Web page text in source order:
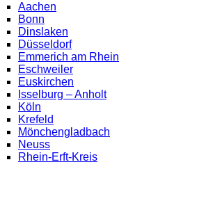
Aachen
Bonn
Dinslaken
Düsseldorf
Emmerich am Rhein
Eschweiler
Euskirchen
Isselburg – Anholt
Köln
Krefeld
Mönchengladbach
Neuss
Rhein-Erft-Kreis